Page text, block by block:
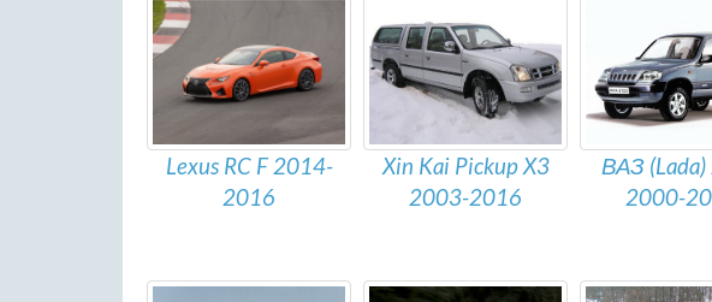
Lexus RC F 2014-
2016
Xin Kai Pickup X3
2003-2016
ВАЗ
2000-